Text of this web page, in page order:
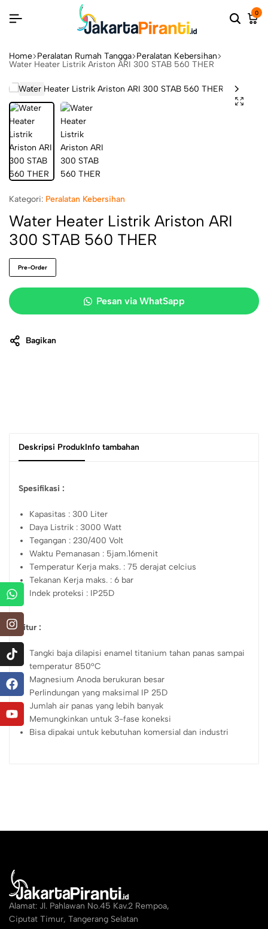
0
Home Peralatan Rumah Tangga Peralatan Kebersihan
Water Heater Listrik Ariston ARI 300 STAB 560 THER
Kategori: Peralatan Kebersihan
Water Heater Listrik Ariston ARI
300 STAB 560 THER
Pre-Order
Pesan via WhatSapp
Bagikan
Deskripsi ProdukInfo tambahan
Spesifikasi :
Kapasitas : 300 Liter
Daya Listrik : 3000 Watt
Tegangan : 230/400 Volt
Waktu Pemanasan : 5jam.16menit
Temperatur Kerja maks. : 75 derajat celcius
Tekanan Kerja maks. : 6 bar
Indek proteksi : IP25D
Fitur :
Tangki baja dilapisi enamel titanium tahan panas sampai
temperatur 850°C
Magnesium Anoda berukuran besar
Perlindungan yang maksimal IP 25D
Jumlah air panas yang lebih banyak
Memungkinkan untuk 3-fase koneksi
Bisa dipakai untuk kebutuhan komersial dan industri
Alamat: Jl. Pahlawan No.45 Kav.2 Rempoa,
Ciputat Timur, Tangerang Selatan